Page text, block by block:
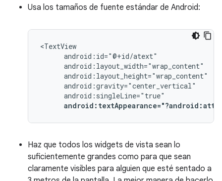
Usa los tamaños de fuente estándar de Android:
android:textAppearance="?android:attr/
Haz que todos los widgets de vista sean lo
suficientemente grandes como para que sean
claramente visibles para alguien que esté sentado a